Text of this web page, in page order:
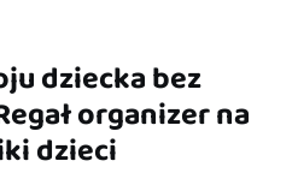
dziecka bez
organizer na
dzieci